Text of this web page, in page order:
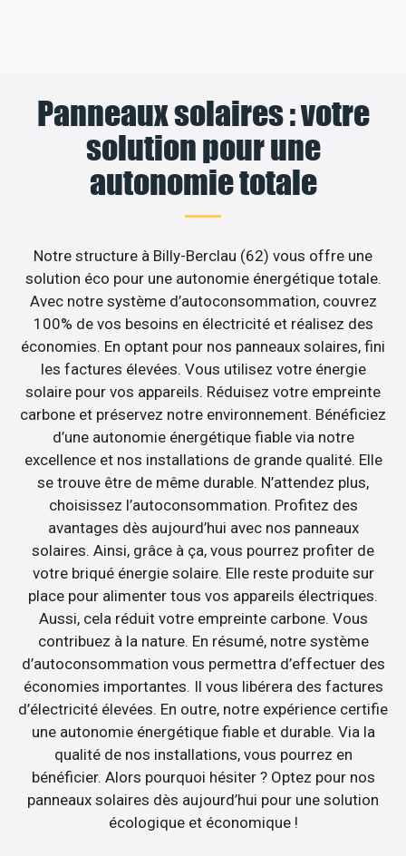
Panneaux solaires : votre
solution pour une
autonomie totale
Notre structure à Billy-Berclau (62) vous offre une
solution éco pour une autonomie énergétique totale.
Avec notre système d’autoconsommation, couvrez
100% de vos besoins en électricité et réalisez des
économies. En optant pour nos panneaux solaires, fini
les factures élevées. Vous utilisez votre énergie
solaire pour vos appareils. Réduisez votre empreinte
carbone et préservez notre environnement. Bénéficiez
d’une autonomie énergétique fiable via notre
excellence et nos installations de grande qualité. Elle
se trouve être de même durable. N’attendez plus,
choisissez l’autoconsommation. Profitez des
avantages dès aujourd’hui avec nos panneaux
solaires. Ainsi, grâce à ça, vous pourrez profiter de
votre briqué énergie solaire. Elle reste produite sur
place pour alimenter tous vos appareils électriques.
Aussi, cela réduit votre empreinte carbone. Vous
contribuez à la nature. En résumé, notre système
d’autoconsommation vous permettra d’effectuer des
économies importantes. Il vous libérera des factures
d’électricité élevées. En outre, notre expérience certifie
une autonomie énergétique fiable et durable. Via la
qualité de nos installations, vous pourrez en
bénéficier. Alors pourquoi hésiter ? Optez pour nos
panneaux solaires dès aujourd’hui pour une solution
écologique et économique !